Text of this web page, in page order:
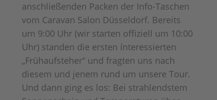
anschließenden Packen der Info-Taschen
vom Caravan Salon Düsseldorf. Bereits
um 9:00 Uhr (wir starten offiziell um 10:00
Uhr) standen die ersten ínteressierten
„Frühaufsteher“ und fragten uns nach
diesem und jenem rund um unsere Tour.
Und dann ging es los: Bei strahlendstem